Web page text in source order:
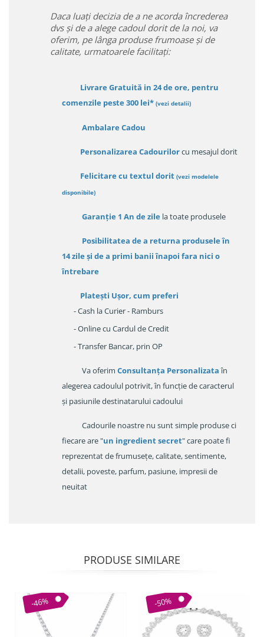
Daca luați decizia de a ne acorda încrederea
dvs și de a alege cadoul dorit de la noi, va
oferim, pe lânga produse frumoase și de
calitate, urmatoarele facilitați:
Livrare Gratuită in 24 de ore, pentru
comenzile peste 300 lei* (vezi detalii)
Ambalare Cadou
Personalizarea Cadourilorcu mesajul dorit
Felicitare cu textul dorit (vezi modelele
disponibile)
Garanție 1 An de zile la toate produsele
Posibilitatea de a returna produsele în
14 zileși de a primi banii înapoi fara nici o
întrebare
Platești Ușor, cum preferi
- Cash la Curier - Ramburs
- Online cu Cardul de Credit
- Transfer Bancar, prin OP
Va oferim Consultanța Personalizataîn
alegerea cadoulul potrivit, în funcție de caracterul
și pasiunile destinatarului cadoului
Cadourile noastre nu sunt simple produse ci
fiecare are "un ingredient secret" care poate fi
reprezentat de frumusețe, calitate, sentimente,
detalii, poveste, parfum, pasiune, impresii de
neuitat
PRODUSE SIMILARE
-46% -50%